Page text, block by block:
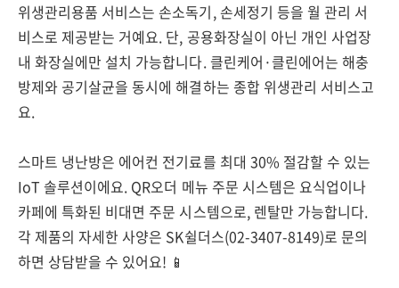
위생관리용품 서비스는 손소독기, 손세정기 등을 월 관리 서
비스로 제공받는 거예요. 단, 공용화장실이 아닌 개인 사업장
내 화장실에만 설치 가능합니다. 클린케어·클린에어는 해충
방제와 공기살균을 동시에 해결하는 종합 위생관리 서비스고
요.
스마트 냉난방은 에어컨 전기료를 최대 30% 절감할 수 있는
IoT 솔루션이에요. QR오더 메뉴 주문 시스템은 요식업이나
카페에 특화된 비대면 주문 시스템으로, 렌탈만 가능합니다.
각 제품의 자세한 사양은 SK쉴더스(02-3407-8149)로 문의
하면 상담받을 수 있어요! 📱